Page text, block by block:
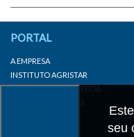
seu
PORTAL
A EMPRESA
INSTITUTO AGRISTAR
DISTRIBUIDOR/REVENDA
LINKS IMPORTANTES